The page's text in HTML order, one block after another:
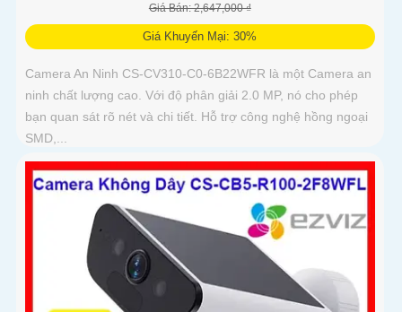
Giá Bán: 2,647,000 ₫
Giá Khuyến Mại: 30%
Camera An Ninh CS-CV310-C0-6B22WFR là một Camera an
ninh chất lượng cao. Với độ phân giải 2.0 MP, nó cho phép
bạn quan sát rõ nét và chi tiết. Hỗ trợ công nghệ hồng ngoại
SMD,...